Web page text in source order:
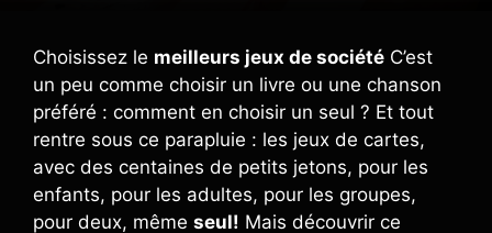
Choisissez le meilleurs jeux de société C’est
un peu comme choisir un livre ou une chanson
préféré : comment en choisir un seul ? Et tout
rentre sous ce parapluie : les jeux de cartes,
avec des centaines de petits jetons, pour les
enfants, pour les adultes, pour les groupes,
pour deux, même seul! Mais découvrir ce